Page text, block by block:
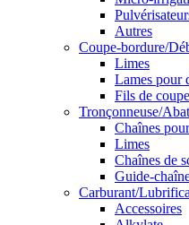
Autres
Coupe-bordure/
Limes
Lames pour
Fils de coupe
Tronçonneuse/
Chaînes
Limes
Chaînes de
Guide-
Carburant/
Accessoires